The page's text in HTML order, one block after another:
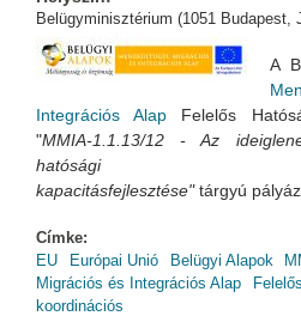
Belügyminisztérium (1051 Budapest,
A
Integrációs Alap Felelős
"MMIA-1.1.13/12 - Az
hatósági
kapacitásfejlesztése"tárgyú
Címke:
EU
Európai Unió Belügyi Alapok
Migrációs és Integrációs Alap
koordinációs